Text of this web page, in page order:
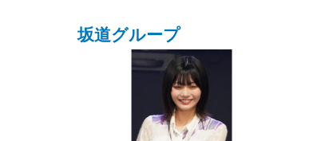
坂道グループ